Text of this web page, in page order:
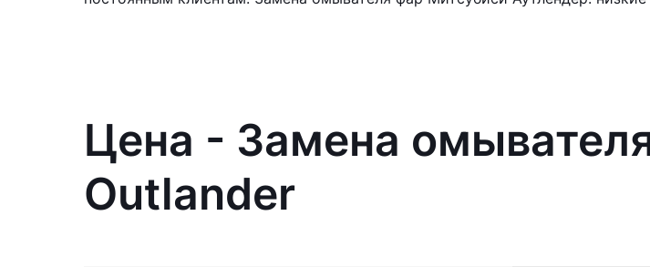
Цена - Замена
Outlander